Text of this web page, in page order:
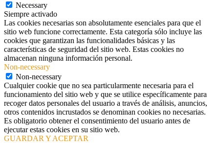
Necessary
Siempre activado
Las cookies necesarias son absolutamente esenciales para que el
sitio web funcione correctamente. Esta categoría sólo incluye las
cookies que garantizan las funcionalidades básicas y las
características de seguridad del sitio web. Estas cookies no
almacenan ninguna información personal.
Non-necessary
Non-necessary
Cualquier cookie que no sea particularmente necesaria para el
funcionamiento del sitio web y que se utilice específicamente para
recoger datos personales del usuario a través de análisis, anuncios,
otros contenidos incrustados se denominan cookies no necesarias.
Es obligatorio obtener el consentimiento del usuario antes de
ejecutar estas cookies en su sitio web.
GUARDAR Y ACEPTAR